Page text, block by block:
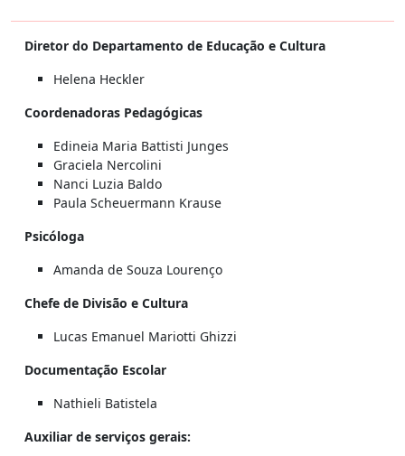
Diretor do Departamento de Educação e Cultura
Helena Heckler
Coordenadoras Pedagógicas
Edineia Maria Battisti Junges
Graciela Nercolini
Nanci Luzia Baldo
Paula Scheuermann Krause
Psicóloga
Amanda de Souza Lourenço
Chefe de Divisão e Cultura
Lucas Emanuel Mariotti Ghizzi
Documentação Escolar
Nathieli Batistela
Auxiliar de serviços gerais: